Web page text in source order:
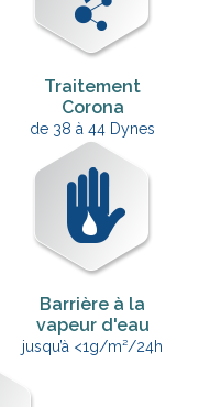
Traitement
Corona
de 38 à 44 Dynes
Barrière à la
vapeur d'eau
jusqu’à <1g/m²/24h